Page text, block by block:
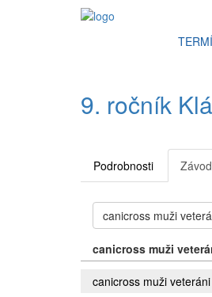
9. ročník
Podrobnosti
canicross muži
canicross muži
canicross muži